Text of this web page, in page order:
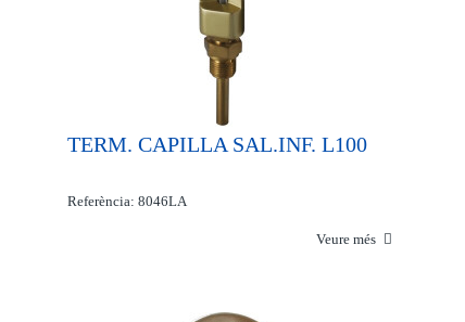
TERM. CAPILLA SAL.INF. L100
Referència: 8046LA
Veure més